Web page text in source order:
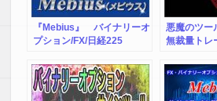
『Mebius』 バイナリーオ
プション/FX/日経225
悪魔のツー
無裁量トレ